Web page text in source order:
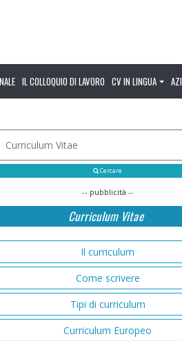
IL COLLOQUIO DI LAVORO CV IN LINGUA
Cercare
-- pubblicità --
Curriculum Vitae
Il curriculum
Come scrivere
Tipi di curriculum
Curriculum Europeo